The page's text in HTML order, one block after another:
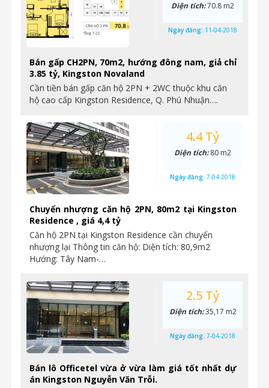
Bán gấp CH2PN, 70m2, hướng đông nam, giả chỉ
3.85 tỷ, Kingston Novaland
Cần tiền bán gấp căn hộ 2PN + 2WC thuộc khu căn
hộ cao cấp Kingston Residence, Q. Phú Nhuận….
Diện tích:70.8 m2
Ngày đăng: 11-04-2018
Chuyển nhượng căn hộ 2PN, 80m2 tại Kingston
Residence , giá 4,4 tỷ
Căn hộ 2PN tại Kingston Residence cần chuyển
nhượng lại Thông tin căn hộ: Diện tích: 80,9m2
Hướng: Tây Nam-…
4.4 Tỷ
Diện tích:80 m2
Ngày đăng: 7-04-2018
Bán lô Officetel vừa ở vừa làm giá tốt nhất dự
án Kingston Nguyễn Văn Trỗi.
2.5 Tỷ
Diện tích:35,17 m2
Ngày đăng: 7-04-2018